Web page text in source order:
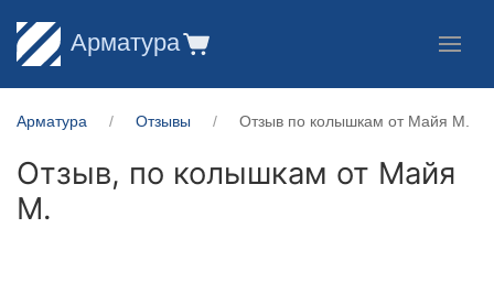
Арматура
Арматура Отзывы Отзыв по колышкам от Майя М.
Отзыв, по колышкам от Майя
М.